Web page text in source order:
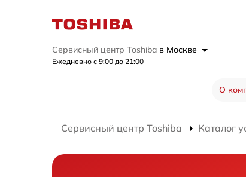
Сервисный центр Toshiba в Москве
Ежедневно с 9:00 до 21:00
О
Сервисный центр Toshiba Каталог